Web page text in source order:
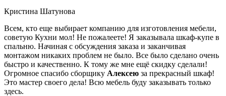
Кристина Шатунова
Всем, кто еще выбирает компанию для изготовления мебели,
советую Кухни мол! Не пожалеете! Я заказывала шкаф-купе в
спальню. Начиная с обсуждения заказа и заканчивая
монтажом никаких проблем не было. Все было сделано очень
быстро и качественно. К тому же мне ещё скидку сделали!
Огромное спасибо сборщику Алексею за прекрасный шкаф!
Это мастер своего дела! Всю мебель буду заказывать только
здесь.